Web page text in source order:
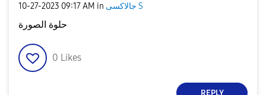
‎10-27-2023 09:17 AM in جالاكسى S
حلوة الصورة
0 Likes
REPLY